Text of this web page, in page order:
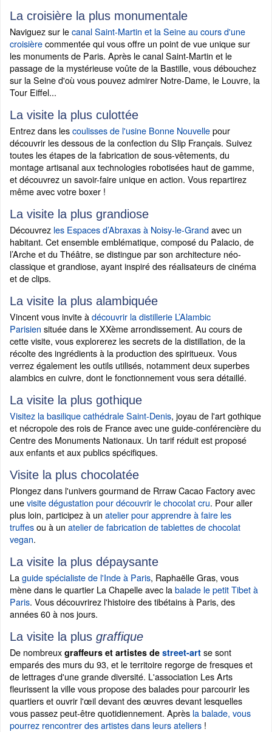
La croisière la plus monumentale
Naviguez sur lecanal Saint-Martin et la Seine au cours d'une
croisièrecommentée qui vous offre un point de vue unique sur
les monuments de Paris. Après le canal Saint-Martin et le
passage de la mystérieuse voûte de la Bastille, vous débouchez
sur la Seine d'où vous pouvez admirer Notre-Dame, le Louvre, la
Tour Eiffel...
La visite la plus culottée
Entrez dans lescoulisses de l'usine Bonne Nouvellepour
découvrir les dessous de la confection du Slip Français. Suivez
toutes les étapes de la fabrication de sous-vêtements, du
montage artisanal aux technologies robotisées haut de gamme,
et découvrez un savoir-faire unique en action. Vous repartirez
même avec votre boxer !
La visite la plus grandiose
Découvrez les Espaces d’Abraxas à Noisy-le-Grandavec un
habitant. Cet ensemble emblématique, composé du Palacio, de
l’Arche et du Théâtre, se distingue par son architecture néo-
classique et grandiose, ayant inspiré des réalisateurs de cinéma
et de clips.
La visite la plus alambiquée
Vincent vous invite àdécouvrir la distillerie L’Alambic
Parisien située dans le XXème arrondissement. Au cours de
cette visite, vous explorerez les secrets de la distillation, de la
récolte des ingrédients à la production des spiritueux. Vous
verrez également les outils utilisés, notamment deux superbes
alambics en cuivre, dont le fonctionnement vous sera détaillé.
La visite la plus gothique
Visitez la basilique cathédrale Saint-Denis, joyau de l'art gothique
et nécropole des rois de France avec une guide-conférencière du
Centre des Monuments Nationaux. Un tarif réduit est proposé
aux enfants et aux publics spécifiques.
Visite la plus chocolatée
Plongez dans l'univers gourmand de Rrraw Cacao Factory avec
unevisite dégustation pour découvrir le chocolat cru. Pour aller
plus loin, participez à un atelier pour apprendre à faire les
truffesou à un atelier de fabrication de tablettes de chocolat
vegan.
La visite la plus dépaysante
Laguide spécialiste de l'Inde à Paris, Raphaëlle Gras, vous
mène dans le quartier La Chapelle avec labalade le petit Tibet à
Paris. Vous découvrirez l'histoire des tibétains à Paris, des
années 60 à nos jours.
La visite la plus graffique
De nombreux graffeurs et artistes de street-art se sont
emparés des murs du 93, et le territoire regorge de fresques et
de lettrages d'une grande diversité. L'association Les Arts
fleurissent la ville vous propose des balades pour parcourir les
quartiers et ouvrir l'œil devant des œuvres devant lesquelles
vous passez peut-être quotidiennement. Après la balade, vous
pourrez rencontrer des artistes dans leurs ateliers !